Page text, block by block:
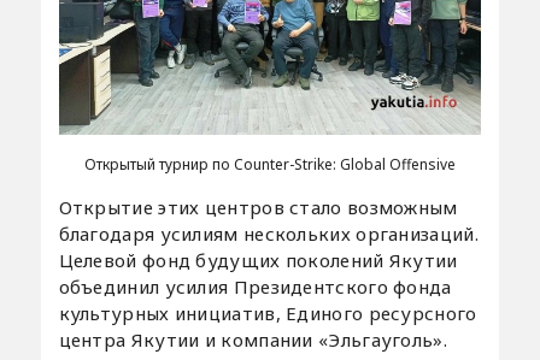
Открытый турнир по Counter-Strike: Global Offensive
Открытие этих центров стало возможным
благодаря усилиям нескольких организаций.
Целевой фонд будущих поколений Якутии
объединил усилия Президентского фонда
культурных инициатив, Единого ресурсного
центра Якутии и компании «Эльгауголь».